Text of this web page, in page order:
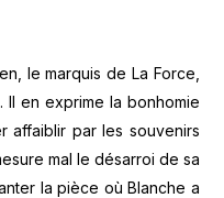
le marquis de La Force,
Il en exprime la bonhomie
affaiblir par les souvenirs
mal le désarroi de sa
la pièce où Blanche a